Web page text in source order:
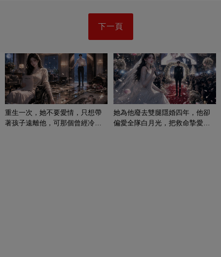
下一頁
重生一次，她不要愛情，只想帶
著孩子遠離他，可那個曾經冷漠
她為他廢去雙腿隱婚四年，他卻
偏愛全隊白月光，把救命摯愛當